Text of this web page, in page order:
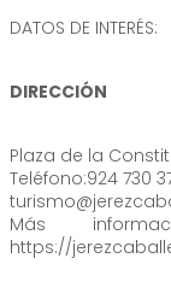
DATOS DE INTERÉS:
DIRECCIÓN
Plaza de la
Teléfono:924 730
Más
https://